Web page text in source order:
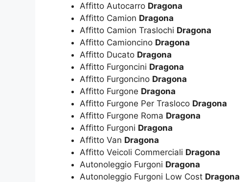
Affitto Autocarro Dragona
Affitto Camion Dragona
Affitto Camion Traslochi Dragona
Affitto Camioncino Dragona
Affitto Ducato Dragona
Affitto Furgoncini Dragona
Affitto Furgoncino Dragona
Affitto Furgone Dragona
Affitto Furgone Per Trasloco Dragona
Affitto Furgone Roma Dragona
Affitto Furgoni Dragona
Affitto Van Dragona
Affitto Veicoli Commerciali Dragona
Autonoleggio Furgoni Dragona
Autonoleggio Furgoni Low Cost Dragona